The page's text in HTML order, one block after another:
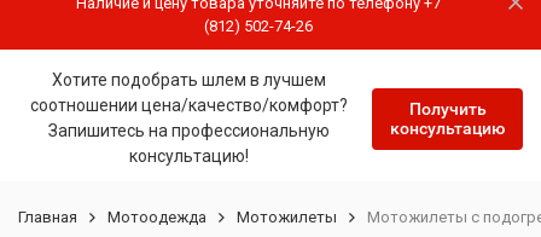
(812) 502-74-26
Хотите подобрать шлем в лучшем
соотношении цена/качество/комфорт?
Запишитесь на профессиональную
консультацию!
Получить
консультацию
Главная Мотоодежда Мотожилеты Мотожилеты с